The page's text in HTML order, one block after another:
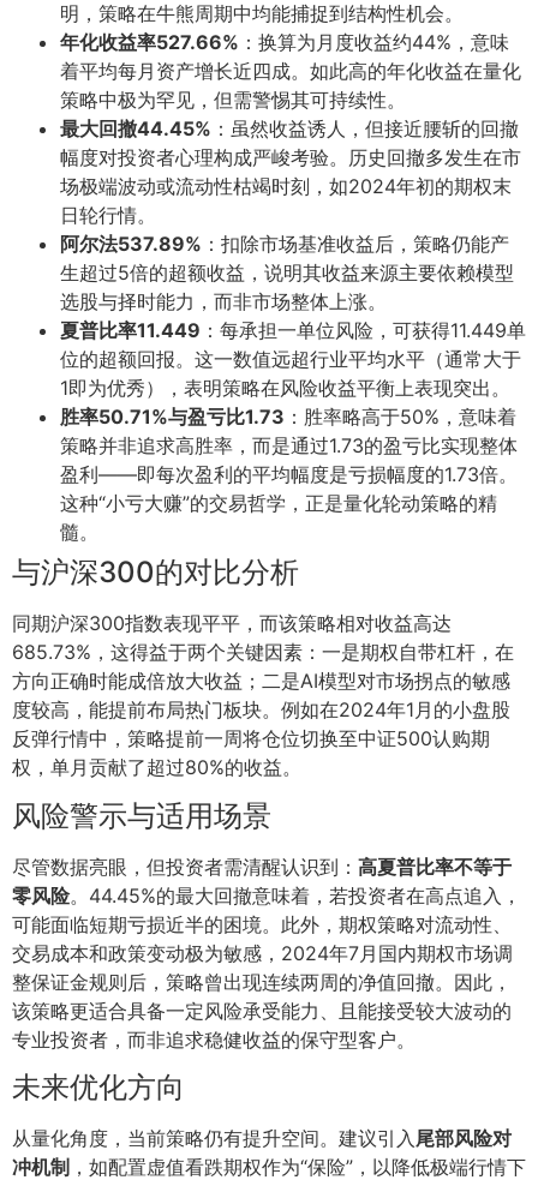
明，策略在牛熊周期中均能捕捉到结构性机会。
年化收益率527.66% ：换算为月度收益约44%，意味
着平均每月资产增长近四成。如此高的年化收益在量化
策略中极为罕见，但需警惕其可持续性。
最大回撤44.45% ：虽然收益诱人，但接近腰斩的回撤
幅度对投资者心理构成严峻考验。历史回撤多发生在市
场极端波动或流动性枯竭时刻，如2024年初的期权末
日轮行情。
阿尔法537.89% ：扣除市场基准收益后，策略仍能产
生超过5倍的超额收益，说明其收益来源主要依赖模型
选股与择时能力，而非市场整体上涨。
夏普比率11.449 ：每承担一单位风险，可获得11.449单
位的超额回报。这一数值远超行业平均水平（通常大于
1即为优秀），表明策略在风险收益平衡上表现突出。
胜率50.71%与盈亏比1.73 ：胜率略高于50%，意味着
策略并非追求高胜率，而是通过1.73的盈亏比实现整体
盈利——即每次盈利的平均幅度是亏损幅度的1.73倍。
这种“小亏大赚”的交易哲学，正是量化轮动策略的精
髓。
与沪深300的对比分析
同期沪深300指数表现平平，而该策略相对收益高达
685.73%，这得益于两个关键因素：一是期权自带杠杆，在
方向正确时能成倍放大收益；二是AI模型对市场拐点的敏感
度较高，能提前布局热门板块。例如在2024年1月的小盘股
反弹行情中，策略提前一周将仓位切换至中证500认购期
权，单月贡献了超过80%的收益。
风险警示与适用场景
尽管数据亮眼，但投资者需清醒认识到： 高夏普比率不等于
零风险。44.45%的最大回撤意味着，若投资者在高点追入，
可能面临短期亏损近半的困境。此外，期权策略对流动性、
交易成本和政策变动极为敏感，2024年7月国内期权市场调
整保证金规则后，策略曾出现连续两周的净值回撤。因此，
该策略更适合具备一定风险承受能力、且能接受较大波动的
专业投资者，而非追求稳健收益的保守型客户。
未来优化方向
从量化角度，当前策略仍有提升空间。建议引入 尾部风险对
冲机制 ，如配置虚值看跌期权作为“保险”，以降低极端行情下